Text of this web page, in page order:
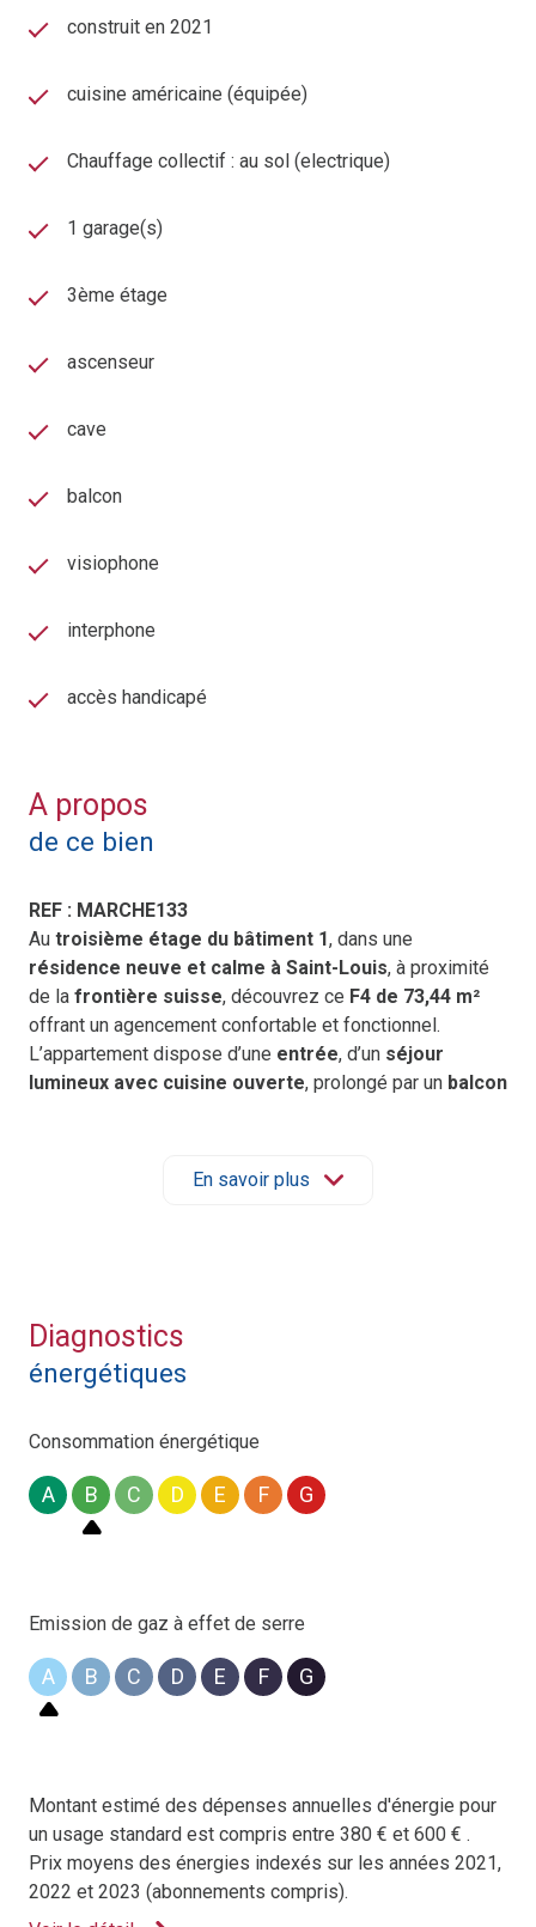
construit en 2021
cuisine américaine (équipée)
Chauffage collectif : au sol (electrique)
1 garage(s)
3ème étage
ascenseur
cave
balcon
visiophone
interphone
accès handicapé
A propos
de ce bien
REF : MARCHE133
Au troisième étage du bâtiment 1, dans une
résidence neuve et calme à Saint-Louis, à proximité
de la frontière suisse, découvrez ce F4 de 73,44 m²
offrant un agencement confortable et fonctionnel.
L’appartement dispose d’une entrée, d’un séjour
lumineux avec cuisine ouverte, prolongé par un balcon
WC séparé et un dégagement
Pour toute demande d’information ou pour organiser une
visite, contactez l’agence au
En savoir plus
Diagnostics
énergétiques
Consommation énergétique
A B C D E F G
Emission de gaz à effet de serre
A B C D E F G
Montant estimé des dépenses annuelles d'énergie pour
un usage standard est compris entre 380 € et 600 € .
Prix moyens des énergies indexés sur les années 2021,
2022 et 2023 (abonnements compris).